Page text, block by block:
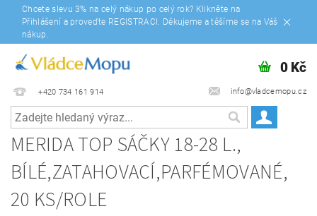
Chcete slevu 3% na celý nákup po celý rok? Klikněte na
Přihlášení a proveďte REGISTRACI. Děkujeme a těšíme se na Váš
nákup.
+420 734 161 914 info@vladcemopu.cz
0 Kč
MERIDA TOP SÁČKY 18-28 L.,
BÍLÉ,ZATAHOVACÍ,PARFÉMOVANÉ,
20 KS/ROLE